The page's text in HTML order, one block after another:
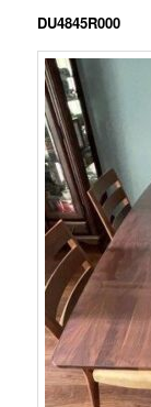
DU4845R000